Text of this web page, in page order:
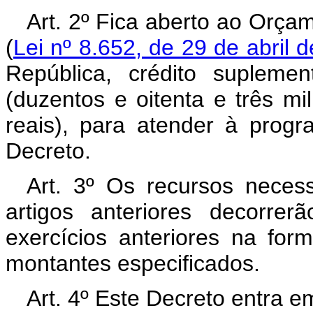
Art. 2º Fica aberto ao
(Lei nº 8.652, de 29 de abril
República, crédito
(duzentos e oitenta e três
reais), para atender à
Decreto.
Art. 3º Os recursos
artigos anteriores
exercícios anteriores na
montantes especificados.
Art. 4º Este Decreto entra